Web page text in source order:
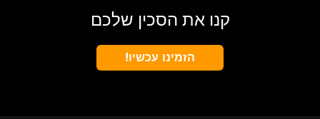
קנו את הסכין שלכם
הזמינו עכשיו!